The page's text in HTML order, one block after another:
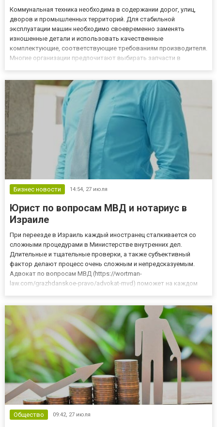
Коммунальная техника необходима в содержании дорог, улиц,
дворов и промышленных территорий. Для стабильной
эксплуатации машин необходимо своевременно заменять
изношенные детали и использовать качественные
комплектующие, соответствующие требованиям производителя.
Многие организации предпочитают выбирать запчасти в
коммунальной техники, где все това...
Бизнес новости 14:54, 27 июля
Юрист по вопросам МВД и нотариус в
Израиле
При переезде в Израиль каждый иностранец сталкивается со
сложными процедурами в Министерстве внутренних дел.
Длительные и тщательные проверки, а также субъективный
фактор делают процесс очень сложным и непредсказуемым.
Адвокат по вопросам МВД (https://wortman-
law.com/grazhdanskoe-pravo/advokat-mvd) поможет на каждом
ведомство, которое напрямую опр...
Общество 09:42, 27 июля